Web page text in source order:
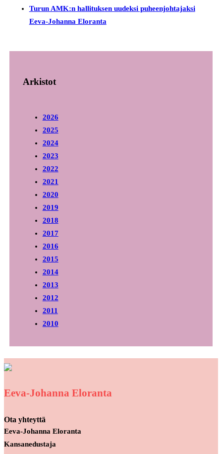
Turun AMK:n hallituksen uudeksi puheenjohtajaksi
Eeva-Johanna Eloranta
Arkistot
2026
2025
2024
2023
2022
2021
2020
2019
2018
2017
2016
2015
2014
2013
2012
2011
2010
Eeva-Johanna Eloranta
Ota yhteyttä
Eeva-Johanna Eloranta
Kansanedustaja